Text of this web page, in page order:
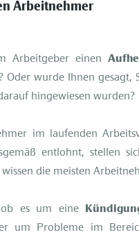
Arbeitnehmer
Arbeitgeber einen
Oder wurde Ihnen
hingewiesen wurden?
im laufenden
entlohnt, stellen
die meisten
ob es um eine
um Probleme im